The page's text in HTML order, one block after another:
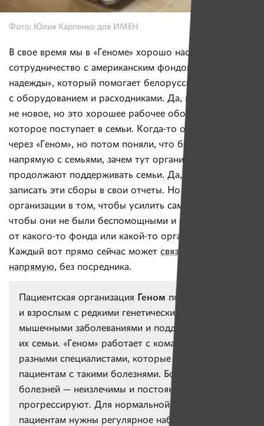
Фото: Юлия Карпенко для ИМЕН
В свое время мы в «Геноме» хорошо настроили
сотрудничество с американским фондом «Ладонь
надежды», который помогает белорусским пациентам
с оборудованием и расходниками. Да, может, оно
не новое, но это хорошее рабочее оборудование,
которое поступает в семьи. Когда-то они работали
через «Геном», но потом поняли, что быстрее будет
напрямую с семьями, зачем тут организация. И они
продолжают поддерживать семьи. Да, мы не можем
записать эти сборы в свои отчеты. Но смысл
организации в том, чтобы усилить самих пациентов,
чтобы они не были беспомощными и не зависели
от какого-то фонда или какой-то организации.
Каждый вот прямо сейчас может связаться с ней
напрямую, без посредника.
Пациентская организация Геном помогает детям
и взрослым с редкими генетическими нейро-
мышечными заболеваниями и поддерживает
их семьи. «Геном» работает с командой врачей —
разными специалистами, которые необходимы
пациентам с такими болезнями. Большинство
болезней — неизлечимы и постоянно
прогрессируют. Для нормальной жизни
пациентам нужны регулярное наблюдение